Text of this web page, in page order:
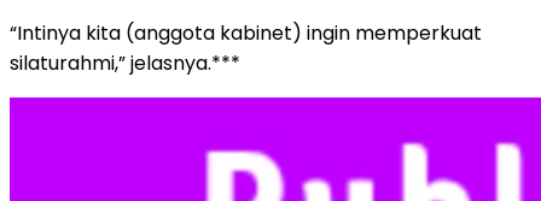
“Intinya kita (anggota kabinet) ingin memperkuat
silaturahmi,” jelasnya.***